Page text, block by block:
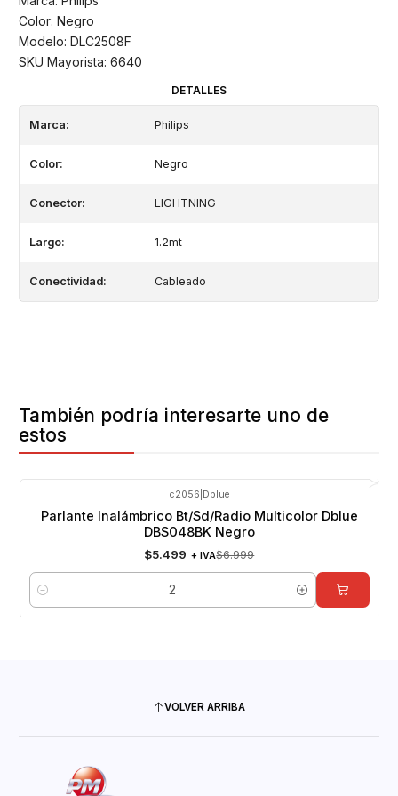
Color: Negro
Modelo: DLC2508F
SKU Mayorista: 6640
DETALLES
Marca: Philips
Color: Negro
Conector: LIGHTNING
Largo: 1.2mt
Conectividad: Cableado
También podría interesarte uno de
estos
c2056 Dblue
Parlante Inalámbrico Bt/Sd/Radio Multicolor Dblue
DBS048BK Negro
$5.499 + IVA$6.999
Cantidad
VOLVER ARRIBA